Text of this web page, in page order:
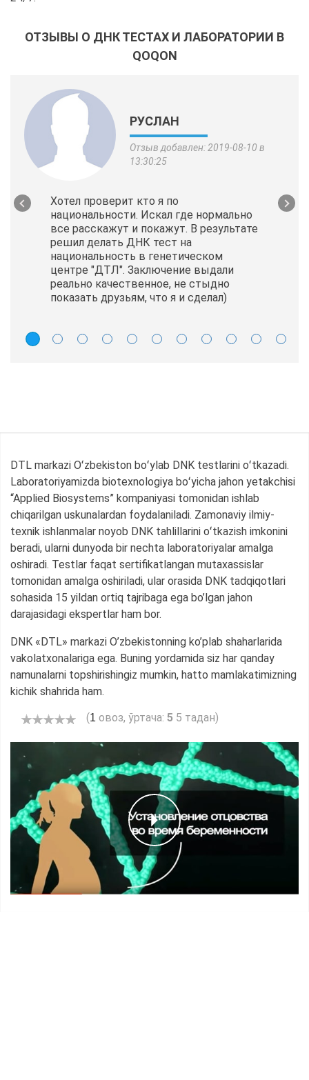
ОТЗЫВЫ О ДНК ТЕСТАХ И ЛАБОРАТОРИИ В
QOQON
РУСЛАН
Отзыв добавлен: 2019-08-10 в
13:30:25
Хотел проверит кто я по
национальности. Искал где нормально
все расскажут и покажут. В результате
решил делать ДНК тест на
национальность в генетическом
центре "ДТЛ". Заключение выдали
реально качественное, не стыдно
показать друзьям, что я и сделал)
DTL markazi Oʻzbekiston boʻylab DNK testlarini oʻtkazadi.
Laboratoriyamizda biotexnologiya boʻyicha jahon yetakchisi
“Applied Biosystems” kompaniyasi tomonidan ishlab
chiqarilgan uskunalardan foydalaniladi. Zamonaviy ilmiy-
texnik ishlanmalar noyob DNK tahlillarini oʻtkazish imkonini
beradi, ularni dunyoda bir nechta laboratoriyalar amalga
oshiradi. Testlar faqat sertifikatlangan mutaxassislar
tomonidan amalga oshiriladi, ular orasida DNK tadqiqotlari
sohasida 15 yildan ortiq tajribaga ega bo’lgan jahon
darajasidagi ekspertlar ham bor.
DNK «DTL» markazi O’zbekistonning ko’plab shaharlarida
vakolatxonalariga ega. Buning yordamida siz har qanday
namunalarni topshirishingiz mumkin, hatto mamlakatimizning
kichik shahrida ham.
(1 овоз, ўртача: 5 5 тадан)